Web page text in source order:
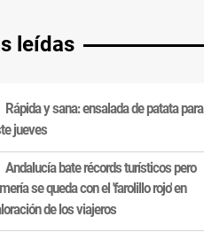
leídas
Rápida y sana: ensalada de patata para
jueves
Andalucía bate récords turísticos pero
se queda con el 'farolillo rojo' en
de los viajeros